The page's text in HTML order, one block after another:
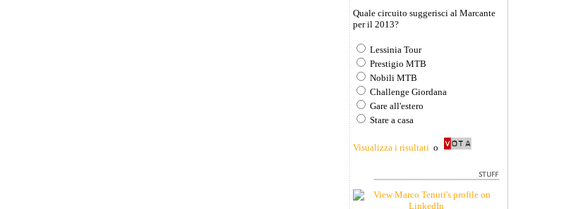
Quale circuito suggerisci al Marcante
per il 2013?
Lessinia Tour
Prestigio MTB
Nobili MTB
Challenge Giordana
Gare all'estero
Stare a casa
Visualizza i risultati o